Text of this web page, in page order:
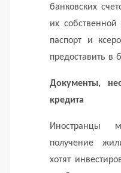
банковских
их собственной
паспорт и
предоставить в
Документы,
кредита
Иностранцы
получение
хотят